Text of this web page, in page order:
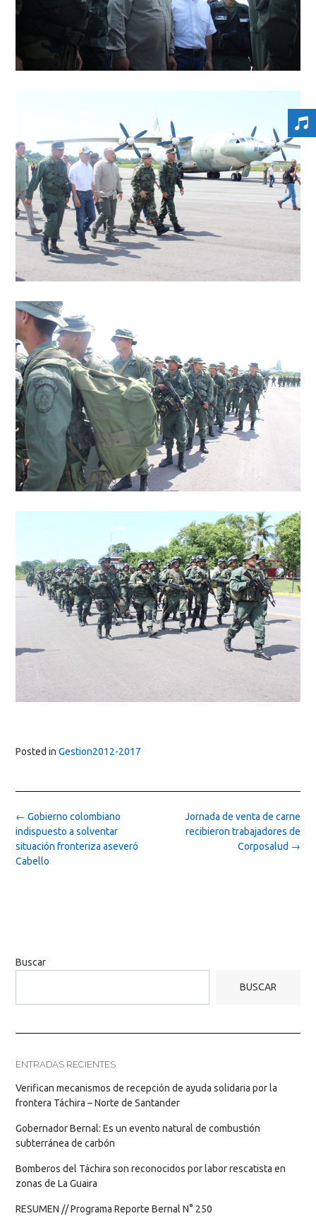
Posted in Gestion2012-2017
Post
navigation
Jornada de venta de carne
recibieron trabajadores de
Corposalud →
← Gobierno colombiano
indispuesto a solventar
situación fronteriza aseveró
Cabello
Buscar
BUSCAR
ENTRADAS RECIENTES
Verifican mecanismos de recepción de ayuda solidaria por la
frontera Táchira – Norte de Santander
Gobernador Bernal: Es un evento natural de combustión
subterránea de carbón
Bomberos del Táchira son reconocidos por labor rescatista en
zonas de La Guaira
RESUMEN // Programa Reporte Bernal N° 250